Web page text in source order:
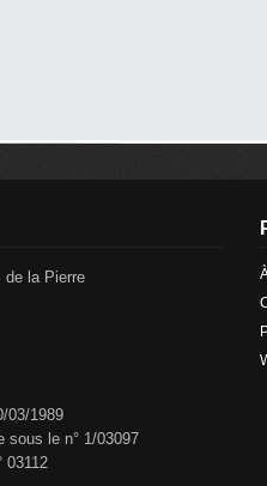
de la Pierre
03/1989
sous le n° 1/03097
03112